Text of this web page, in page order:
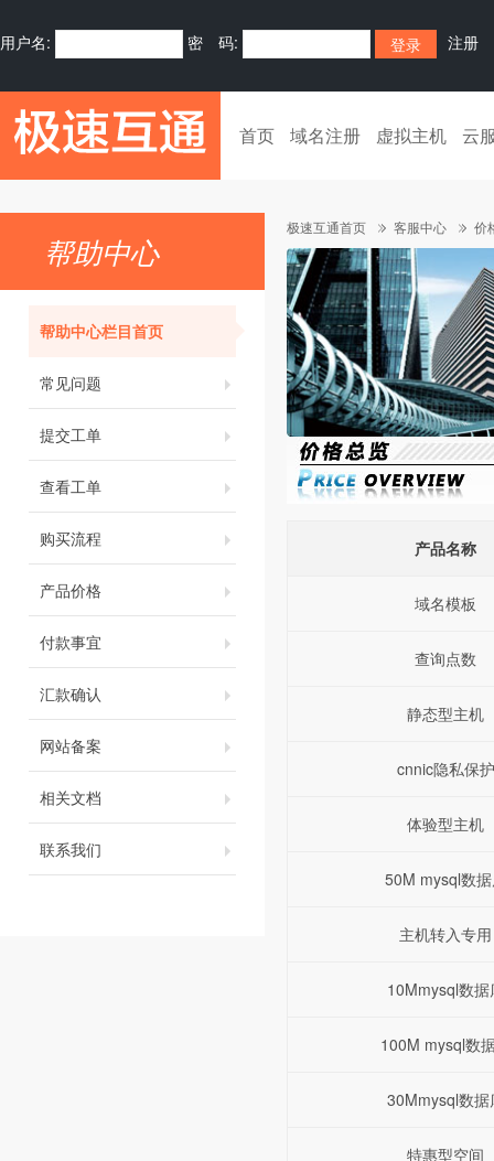
用户名: 密 码: 注册
首页 域名注册 虚拟主机 云
帮助中心
帮助中心栏目首页
常见问题
提交工单
查看工单
购买流程
产品价格
付款事宜
汇款确认
网站备案
相关文档
联系我们
极速互通首页 客服中心 价
产品名称
域名模板
查询点数
静态型主机
cnnic隐私保护
体验型主机
50M mysql数
主机转入专用
10Mmysql数据
100M mysql数
30Mmysql数据
特惠型空间